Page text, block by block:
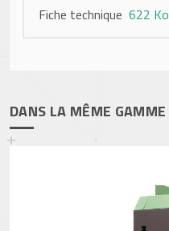
Fiche technique 622 Ko
DANS LA MÊME GAMME